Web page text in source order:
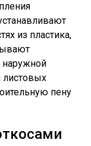
из пластика,
наружной
листовых
пену